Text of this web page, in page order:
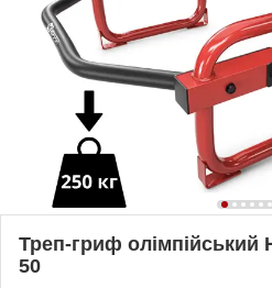
Треп-гриф олімпійський
50